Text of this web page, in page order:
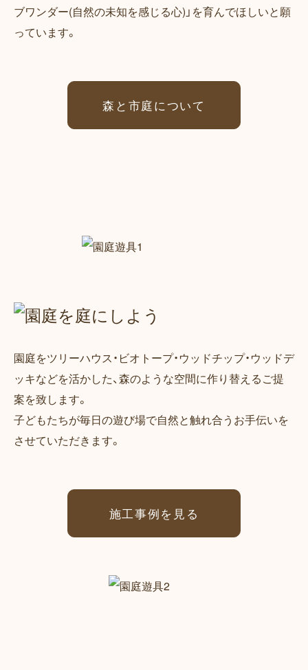
ブワンダー(自然の未知を感じる心)」を育んでほしいと願
っています。
森と市庭について
園庭をツリーハウス・ビオトープ・ウッドチップ・ウッドデ
ッキなどを活かした、森のような空間に作り替えるご提
案を致します。
子どもたちが毎日の遊び場で自然と触れ合うお手伝いを
させていただきます。
施工事例を見る